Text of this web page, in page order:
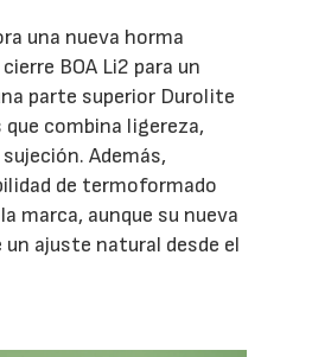
una nueva horma
BOA Li2 para un
parte superior Durolite
combina ligereza,
Además,
de termoformado
marca, aunque su nueva
ajuste natural desde el